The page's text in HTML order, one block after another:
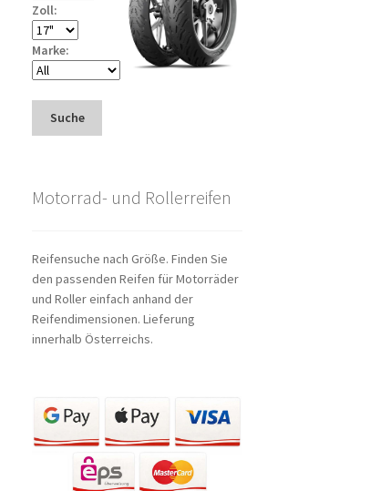
Zoll:
Marke:
Suche
Motorrad- und Rollerreifen
Reifensuche nach Größe. Finden Sie
den passenden Reifen für Motorräder
und Roller einfach anhand der
Reifendimensionen. Lieferung
innerhalb Österreichs.